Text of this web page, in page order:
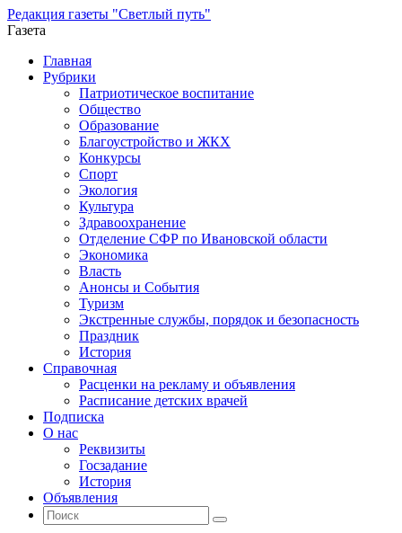
Редакция газеты "Светлый путь"
Газета
Промотать
содержимому
Главная
Рубрики
Патриотическое воспитание
Общество
Образование
Благоустройство и ЖКХ
Конкурсы
Спорт
Экология
Культура
Здравоохранение
Отделение СФР по Ивановской области
Экономика
Власть
Анонсы и События
Туризм
Экстренные службы, порядок и безопасность
Праздник
История
Справочная
Расценки на рекламу и объявления
Расписание детских врачей
Подписка
О нас
Реквизиты
Госзадание
История
Объявления
Поиск
Искать:
Поиск